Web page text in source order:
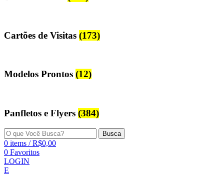
Cartões de Visitas (173)
Modelos Prontos (12)
Panfletos e Flyers (384)
Busca
0 items / R$0,00
0 Favoritos
LOGIN
E